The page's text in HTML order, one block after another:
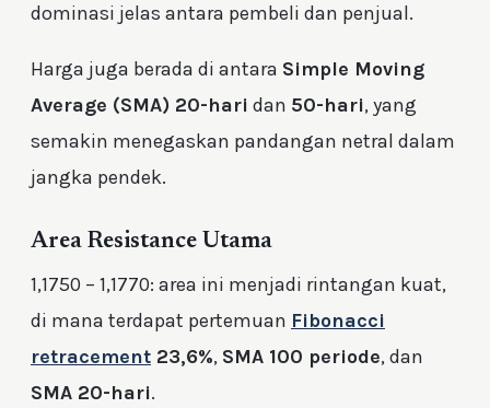
dominasi jelas antara pembeli dan penjual.
Harga juga berada di antara Simple Moving
Average (SMA) 20-hari dan 50-hari, yang
semakin menegaskan pandangan netral dalam
jangka pendek.
Area Resistance Utama
1,1750 – 1,1770: area ini menjadi rintangan kuat,
di mana terdapat pertemuan Fibonacci
retracement 23,6%, SMA 100 periode, dan
SMA 20-hari.